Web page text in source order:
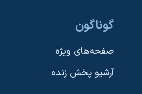
دنبال کنید
زبانهای مختلف
گوناگون
صفحه‌های ویژه
آرشیو پخش زنده